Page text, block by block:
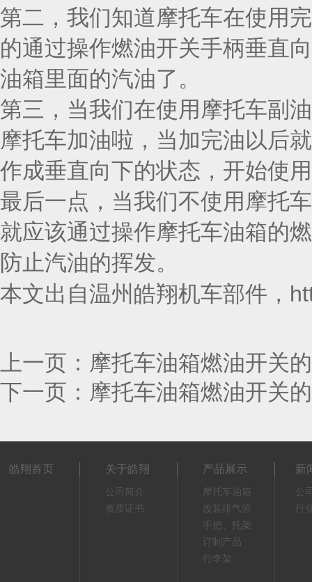
第二，我们知道摩托车在使用
的通过操作燃油开关手柄垂直
油箱里面的汽油了。
第三，当我们在使用摩托车副
摩托车加油啦，当加完油以后
作成垂直向下的状态，开始使
最后一点，当我们不使用摩托
就应该通过操作摩托车油箱的
防止汽油的挥发。
本文出自温州皓翔机车部件，
上一页： 摩托车油箱燃油开关
下一页： 摩托车油箱燃油开关
皓翔首页 关于皓翔
公司简介
资质证书
产品展示
摩托车油箱
改装排气管
手把、托架
订制产品
行李架
新
公
行